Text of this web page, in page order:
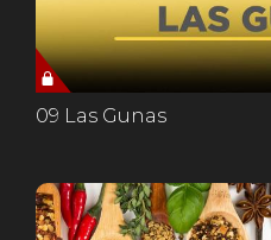
09 Las Gunas